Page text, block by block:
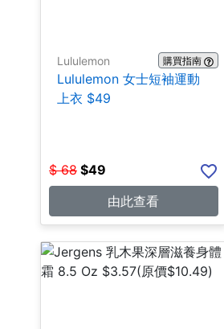
Lululemon 購買指南
Lululemon 女士短袖運動
上衣 $49
$ 68 $49
由此查看